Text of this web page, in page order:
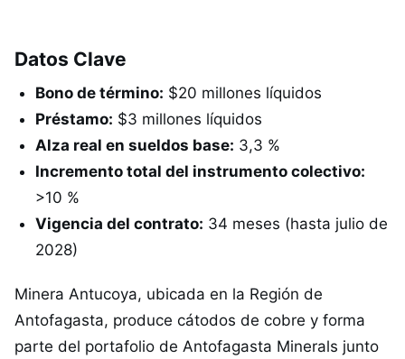
Datos Clave
Bono de término: $20 millones líquidos
Préstamo: $3 millones líquidos
Alza real en sueldos base: 3,3 %
Incremento total del instrumento colectivo:
>10 %
Vigencia del contrato: 34 meses (hasta julio de
2028)
Minera Antucoya, ubicada en la Región de
Antofagasta, produce cátodos de cobre y forma
parte del portafolio de Antofagasta Minerals junto